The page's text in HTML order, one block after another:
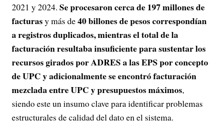
2021 y 2024. Se procesaron cerca de 197 millones de
facturasy más de40 billones de pesos correspondían
a registros duplicados, mientras el total de la
facturación resultaba insuficiente para sustentar los
recursos girados por ADRES a las EPS por concepto
de UPC y adicionalmente se encontró facturación
mezclada entre UPC y presupuestos máximos,
siendo este un insumo clave para identificar problemas
estructurales de calidad del dato en el sistema.